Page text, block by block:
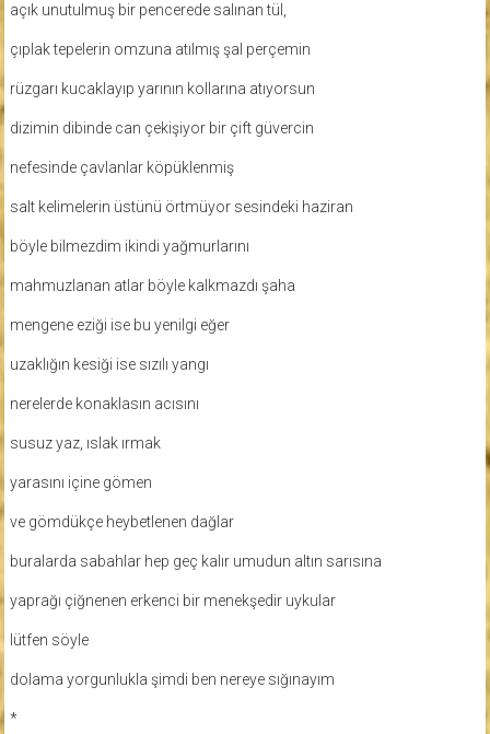
açık unutulmuş bir pencerede salınan tül,
çıplak tepelerin omzuna atılmış şal perçemin
rüzgarı kucaklayıp yarının kollarına atıyorsun
dizimin dibinde can çekişiyor bir çift güvercin
nefesinde çavlanlar köpüklenmiş
salt kelimelerin üstünü örtmüyor sesindeki haziran
böyle bilmezdim ikindi yağmurlarını
mahmuzlanan atlar böyle kalkmazdı şaha
mengene eziği ise bu yenilgi eğer
uzaklığın kesiği ise sızılı yangı
nerelerde konaklasın acısını
susuz yaz, ıslak ırmak
yarasını içine gömen
ve gömdükçe heybetlenen dağlar
buralarda sabahlar hep geç kalır umudun altın sarısına
yaprağı çiğnenen erkenci bir menekşedir uykular
lütfen söyle
dolama yorgunlukla şimdi ben nereye sığınayım
*